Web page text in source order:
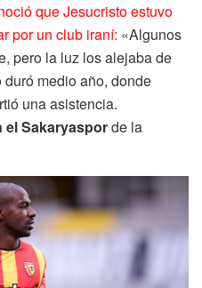
que Jesucristo estuvo
por un club iraní: «Algunos
pero la luz los alejaba de
medio año, donde
una asistencia.
el Sakaryasporde la